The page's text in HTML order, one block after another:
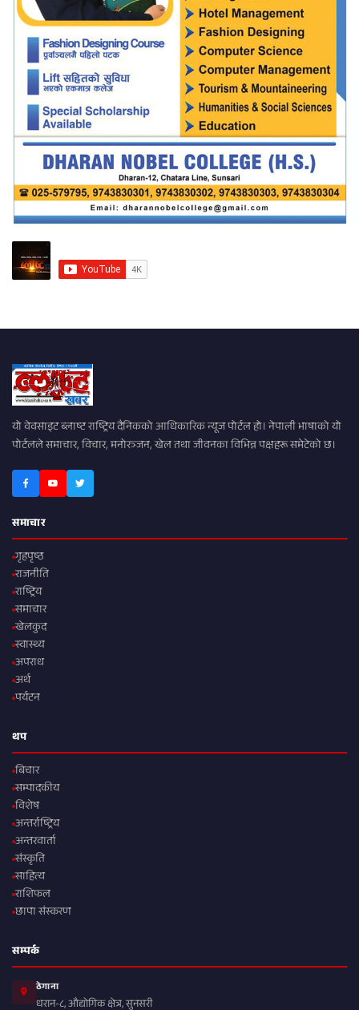
यो वेवसाइट ब्लाष्ट राष्ट्रिय दैनिकको आधिकारिक न्यूज पोर्टल हो। नेपाली भाषाको यो
पोर्टलले समाचार, विचार, मनोरञ्जन, खेल तथा जीवनका विभिन्न पक्षहरू समेटेको छ।
समाचार
गृहपृष्ठ
राजनीति
राष्ट्रिय
समाचार
खेलकुद
स्वास्थ्य
अपराध
अर्थ
पर्यटन
थप
बिचार
सम्पादकीय
विशेष
अन्तर्राष्ट्रिय
अन्तरवार्ता
संस्कृति
साहित्य
राशिफल
छापा संस्करण
सम्पर्क
ठेगाना
धरान-८, औद्योगिक क्षेत्र, सुनसरी